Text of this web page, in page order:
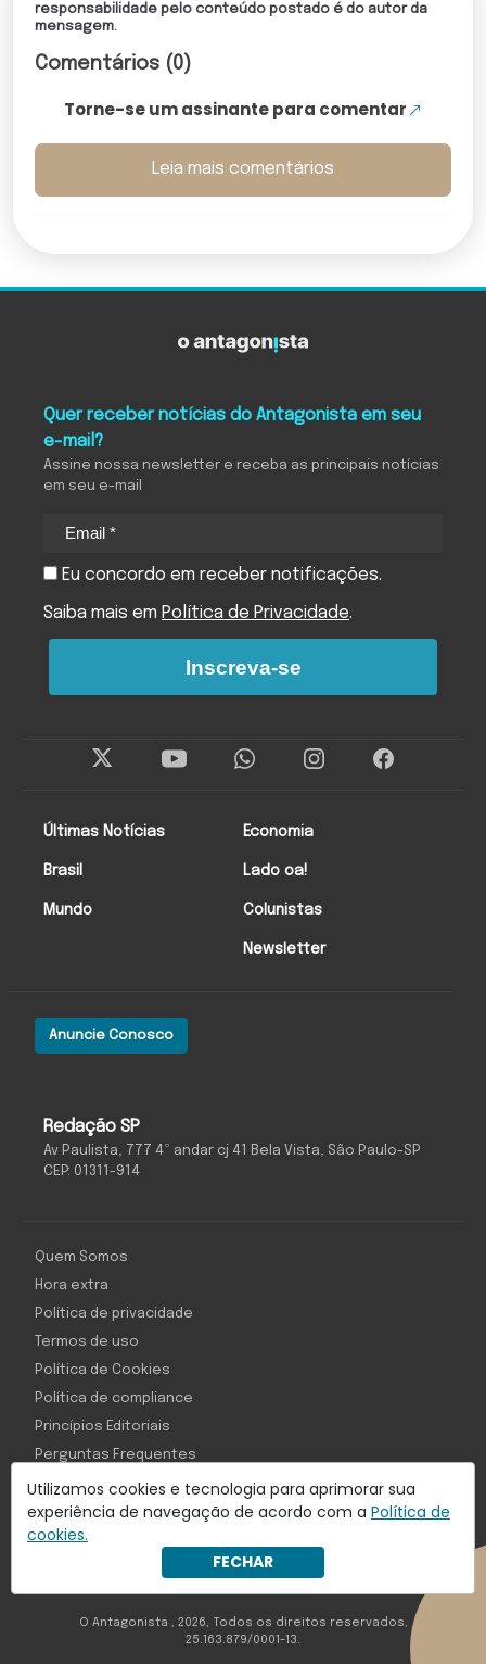
responsabilidade pelo conteúdo postado é do autor da
mensagem.
Comentários (0)
Torne-se um assinante para comentar
Leia mais comentários
Utilizamos cookies e tecnologia para aprimorar sua
experiência de navegação de acordo com a Política de
cookies.
FECHAR
Redação SP
Av Paulista, 777 4º andar cj 41 Bela Vista, São Paulo-SP
CEP: 01311-914
Anuncie Conosco
Últimas Notícias
Brasil
Mundo
Economia
Lado oa!
Colunistas
Newsletter
Quer receber notícias do Antagonista em seu
e-mail?
Assine nossa newsletter e receba as principais notícias
em seu e-mail
Eu concordo em receber notificações.
Saiba mais em Política de Privacidade.
Inscreva-se
Com inteligência e tecnologia:
Object1ve - Marketing Solution
Quem Somos
Hora extra
Política de privacidade
Termos de uso
Política de Cookies
Política de compliance
Princípios Editoriais
Perguntas Frequentes
O Antagonista , 2026, Todos os direitos reservados,
25.163.879/0001-13.